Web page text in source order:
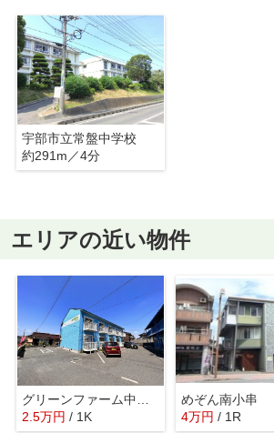
宇部市立常盤中学校
約291m／4分
エリアの近い物件
2.5万円 / 1K
めぞん南小串
4万円 / 1R